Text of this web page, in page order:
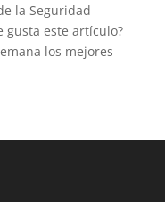
la Seguridad
gusta este artículo?
los mejores